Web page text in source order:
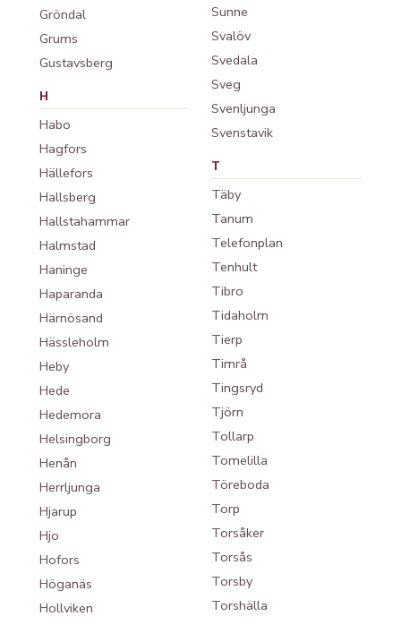
Gröndal
Grums
Gustavsberg
H
Habo
Hagfors
Hällefors
Hallsberg
Hallstahammar
Halmstad
Haninge
Haparanda
Härnösand
Hässleholm
Heby
Hede
Hedemora
Helsingborg
Henån
Herrljunga
Hjarup
Hjo
Hofors
Höganäs
Hollviken
Sunne
Svalöv
Svedala
Sveg
Svenljunga
Svenstavik
T
Täby
Tanum
Telefonplan
Tenhult
Tibro
Tidaholm
Tierp
Timrå
Tingsryd
Tjörn
Tollarp
Tomelilla
Töreboda
Torp
Torsåker
Torsås
Torsby
Torshälla